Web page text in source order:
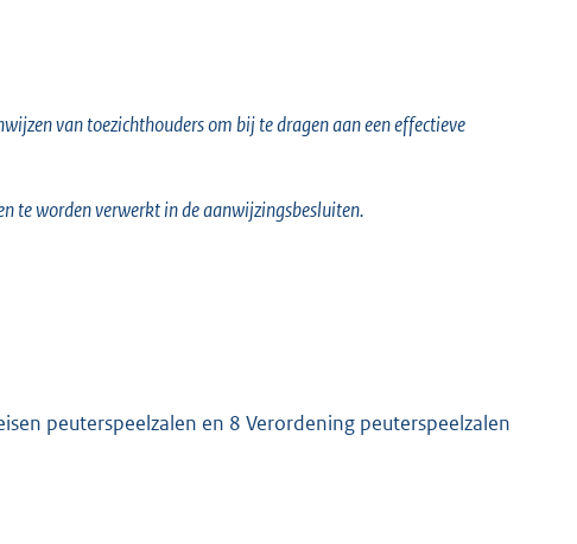
van toezichthouders om bij te dragen aan een effectieve
te worden verwerkt in de aanwijzingsbesluiten.
peuterspeelzalen en 8 Verordening peuterspeelzalen